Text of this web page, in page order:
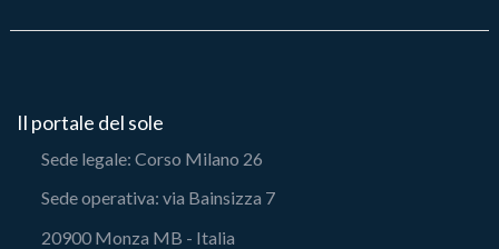
Il portale del sole
Sede legale: Corso Milano 26
Sede operativa: via Bainsizza 7
20900 Monza MB - Italia